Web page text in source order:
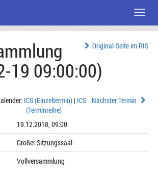
Original-Seite im RIS
19 09:00:00)
Nächster Termin
ICS (Einzeltermin) | ICS
(Terminreihe)
19.12.2018, 09:00
Großer Sitzungssaal
Vollversammlung